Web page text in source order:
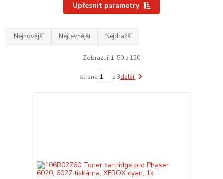
Upřesnit parametry
Nejnovější Nejlevnější Nejdražší
Zobrazuji 1-50 z 120
strana z 3další